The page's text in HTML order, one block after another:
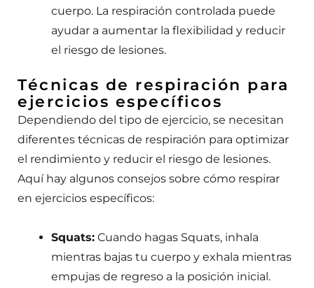
cuerpo. La respiración controlada puede
ayudar a aumentar la flexibilidad y reducir
el riesgo de lesiones.
Técnicas de respiración para
ejercicios específicos
Dependiendo del tipo de ejercicio, se necesitan
diferentes técnicas de respiración para optimizar
el rendimiento y reducir el riesgo de lesiones.
Aquí hay algunos consejos sobre cómo respirar
en ejercicios específicos:
Squats: Cuando hagas Squats, inhala
mientras bajas tu cuerpo y exhala mientras
empujas de regreso a la posición inicial.